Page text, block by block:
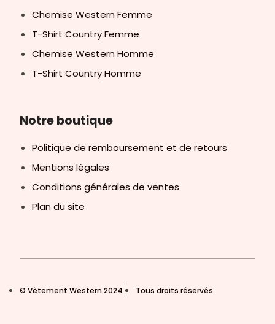
Chemise Western Femme
T-Shirt Country Femme
Chemise Western Homme
T-Shirt Country Homme
Notre boutique
Politique de remboursement et de retours
Mentions légales
Conditions générales de ventes
Plan du site
© Vêtement Western 2024 Tous droits réservés